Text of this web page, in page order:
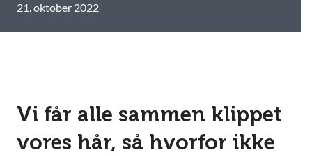
21. oktober 2022
Vi får alle sammen klippet
vores hår, så hvorfor ikke